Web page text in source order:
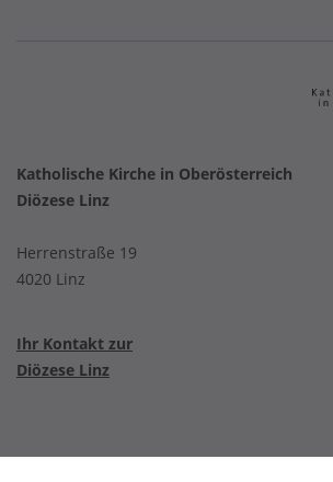
Katholische Kirche in Oberösterreich
Diözese Linz
Herrenstraße 19
4020 Linz
Ihr Kontakt zur
Diözese Linz